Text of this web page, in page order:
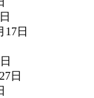
17日
日